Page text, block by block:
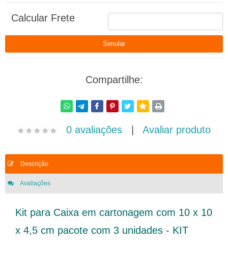
Calcular Frete
Compartilhe:
0 avaliações | Avaliar produto
Descrição
Avaliações
Kit para Caixa em cartonagem com 10 x 10
x 4,5 cm pacote com 3 unidades - KIT